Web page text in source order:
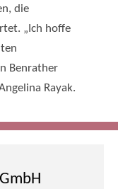
die
„Ich hoffe
Benrather
Rayak.